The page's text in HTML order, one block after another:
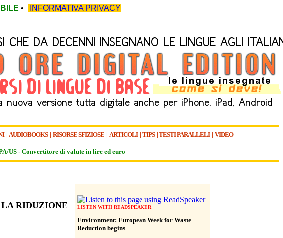
• INFORMATIVA PRIVACY
| AUDIOBOOKS| RISORSE SFIZIOSE | ARTICOLI| TIPS|TESTI PARALLELI| VIDEO
US - Convertitore di valute in lire ed euro
RIDUZIONE
LISTEN WITH READSPEAKER
Environment: European Week for Waste
Reduction begins